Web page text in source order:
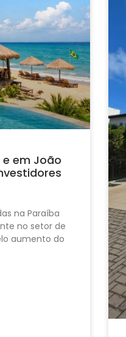
em João
na Paraíba
no setor de
aumento do